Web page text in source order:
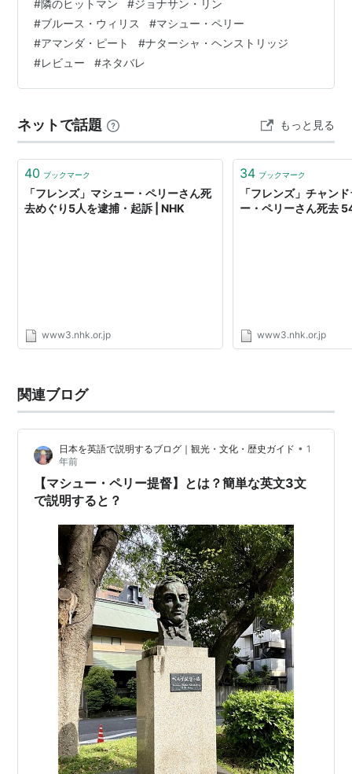
もらえるからと、オズにマフィアの元締めに会いに行け
と焚き付ける。しかし相手はマフィア。そんなに上手く
いくわけないんだよね～とドタバタしていく、マフィア
絡みコメディ。楽しい。 完全”いい人”のオズ以外は皆ぶ
っ飛んでしまっているキャラばかり。妻は保険金目当て
#隣のヒットマン #ジョナサン・リン
#ブルース・ウィリス #マシュー・ペリー
#アマンダ・ピート #ナターシャ・ヘンストリッジ
#レビュー #ネタバレ
ネットで話題 もっと見る
40 ブックマーク
「フレンズ」マシュー・ペリーさん死
去めぐり5人を逮捕・起訴 | NHK
www3.nhk.or.jp
34 ブックマーク
「フレンズ」チャン
ー・ペリーさん死去
www3.nhk.or.jp
関連ブログ
日本を英語で説明するブログ｜観光・文化・歴史ガイド • 1
年前
【マシュー・ペリー提督】とは？簡単な英文3文
で説明すると？